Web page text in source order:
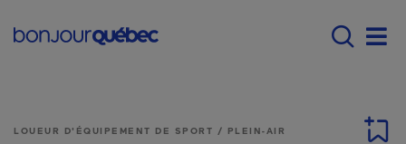
Main navigation -
LOUEUR D'ÉQUIPEMENT DE SPORT / PLEIN-AIR